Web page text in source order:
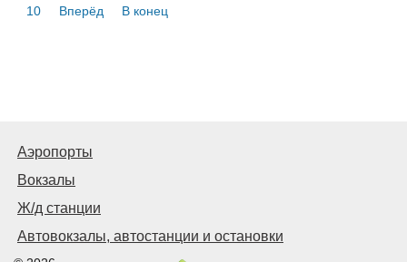
10
Вперёд В конец
Аэропорты
Вокзалы
Ж/д станции
Автовокзалы, автостанции и остановки